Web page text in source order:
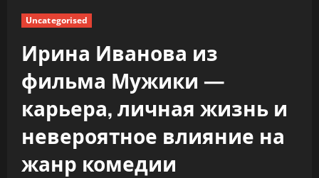
Uncategorised
Ирина Иванова из
фильма Мужики —
карьера, личная жизнь и
невероятное влияние на
жанр комедии